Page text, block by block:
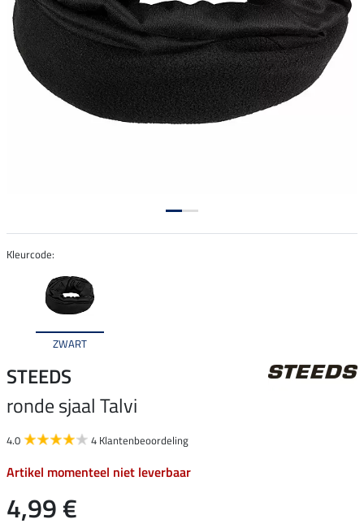
Kleurcode:
ZWART
STEEDS
ronde sjaal Talvi
4.0 4 Klantenbeoordeling
Artikel momenteel niet leverbaar
4,99 €